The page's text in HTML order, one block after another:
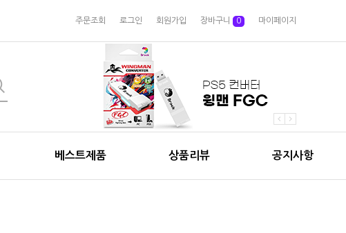
주문조회 로그인 회원가입 장바구니 0 마이페이지
베스트제품 상품리뷰 공지사항